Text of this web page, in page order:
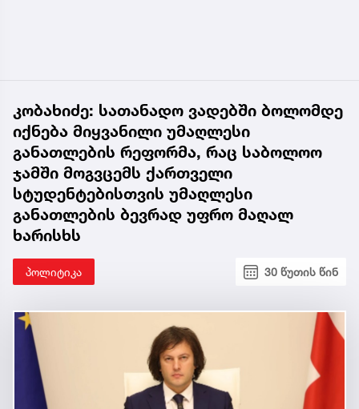
კობახიძე: სათანადო ვადებში ბოლომდე
იქნება მიყვანილი უმაღლესი
განათლების რეფორმა, რაც საბოლოო
ჯამში მოგვცემს ქართველი
სტუდენტებისთვის უმაღლესი
განათლების ბევრად უფრო მაღალ
ხარისხს
პოლიტიკა 30 წუთის წინ